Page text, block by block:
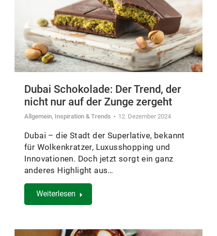
Dubai Schokolade: Der Trend, der
nicht nur auf der Zunge zergeht
Allgemein, Inspiration & Trends 12. Dezember 2024
Dubai – die Stadt der Superlative, bekannt
für Wolkenkratzer, Luxusshopping und
Innovationen. Doch jetzt sorgt ein ganz
anderes Highlight aus…
Weiterlesen